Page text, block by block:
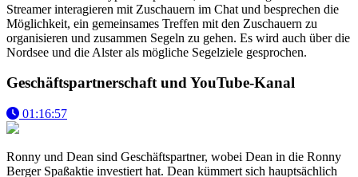
Streamer interagieren mit Zuschauern im Chat und besprechen die
Möglichkeit, ein gemeinsames Treffen mit den Zuschauern zu
organisieren und zusammen Segeln zu gehen. Es wird auch über die
Nordsee und die Alster als mögliche Segelziele gesprochen.
Geschäftspartnerschaft und YouTube-Kanal
01:16:57
Ronny und Dean sind Geschäftspartner, wobei Dean in die Ronny
Berger Spaßaktie investiert hat. Dean kümmert sich hauptsächlich